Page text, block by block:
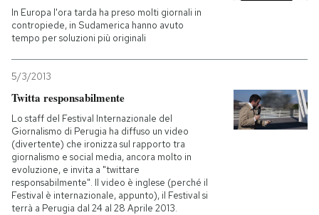
In Europa l'ora tarda ha preso molti giornali in
contropiede, in Sudamerica hanno avuto
tempo per soluzioni più originali
5/3/2013
Twitta responsabilmente
Lo staff del Festival Internazionale del
Giornalismo di Perugia ha diffuso un video
(divertente) che ironizza sul rapporto tra
giornalismo e social media, ancora molto in
evoluzione, e invita a "twittare
responsabilmente". Il video è inglese (perché il
Festival è internazionale, appunto), il Festival si
terrà a Perugia dal 24 al 28 Aprile 2013.